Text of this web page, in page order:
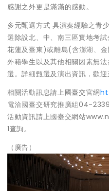
感謝之外更是滿滿的感動。
多元甄選方式 具演奏經驗之青
選除設北、中、南三區實地考
花蓮及臺東)或離島(含澎湖、金
外籍學生以及其他相關因素無
選。詳細甄選及演出資訊，歡迎
相關活動訊息請上國臺交官網
電洽國臺交研究推廣組04-
活動資訊請上國臺交網站
1查詢。
（廣告）